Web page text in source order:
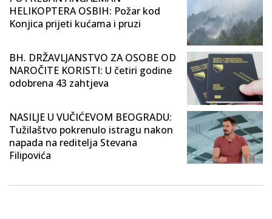
HELIKOPTERA OSBIH: Požar kod
Konjica prijeti kućama i pruzi
BH. DRŽAVLJANSTVO ZA OSOBE OD
NAROČITE KORISTI: U četiri godine
odobrena 43 zahtjeva
NASILJE U VUČIĆEVOM BEOGRADU:
Tužilaštvo pokrenulo istragu nakon
napada na reditelja Stevana
Filipovića